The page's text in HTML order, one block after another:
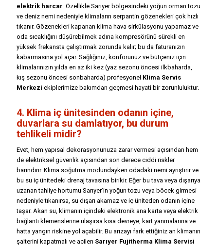
elektrik harcar . Özellikle Sarıyer bölgesindeki yoğun orman tozu
ve deniz nemi nedeniyle klimaların serpantin gözenekleri çok hızlı
tıkanır. Gözenekleri kapanan klima hava sirkülasyonu yapamaz ve
oda sıcaklığını düşürebilmek adına kompresörünü sürekli en
yüksek frekansta çalıştırmak zorunda kalır; bu da faturanızın
kabarmasına yol açar. Sağlığınız, konforunuz ve bütçeniz için
klimalarınızın yılda en az iki kez (yaz sezonu öncesi ilkbaharda,
kış sezonu öncesi sonbaharda) profesyonel Klima Servis
Merkezi ekiplerimize bakımdan geçmesi hayati bir zorunluluktur.
4. Klima iç ünitesinden odanın içine,
duvarlara su damlatıyor, bu durum
tehlikeli midir?
Evet, hem yapısal dekorasyonunuza zarar vermesi açısından hem
de elektriksel güvenlik açısından son derece ciddi riskler
barındırır. Klima soğutma modundayken odadaki nemi ayrıştırır ve
bu su iç ünitedeki drenaj tavasına birikir. Eğer bu tava veya dışarıya
uzanan tahliye hortumu Sarıyer’in yoğun tozu veya böcek girmesi
nedeniyle tıkanırsa, su dışarı akamaz ve iç üniteden odanın içine
taşar. Akan su, klimanın içindeki elektronik ana karta veya elektrik
bağlantı klemenslerine ulaşırsa kısa devreye, kart yanmalarına ve
hatta yangın riskine yol açabilir. Bu arızayı fark ettiğiniz an klimanın
şalterini kapatmalı ve acilen Sarıyer Fujitherma Klima Servisi